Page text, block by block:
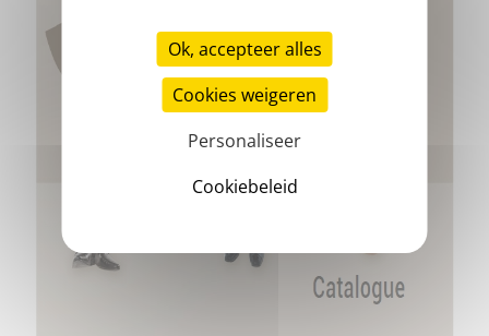
Ok, accepteer alles
Cookies weigeren
Personaliseer
Cookiebeleid